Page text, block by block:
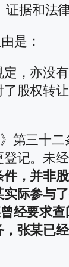
据和法律
是：
，亦没
股权转
第三十二
记。未
，并非
际参与
经要求查
张某已